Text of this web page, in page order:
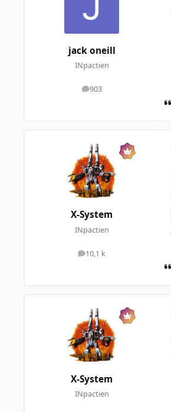
jack oneill
INpactien
903
messages
X-System
INpactien
10,1 k
messages
X-System
INpactien